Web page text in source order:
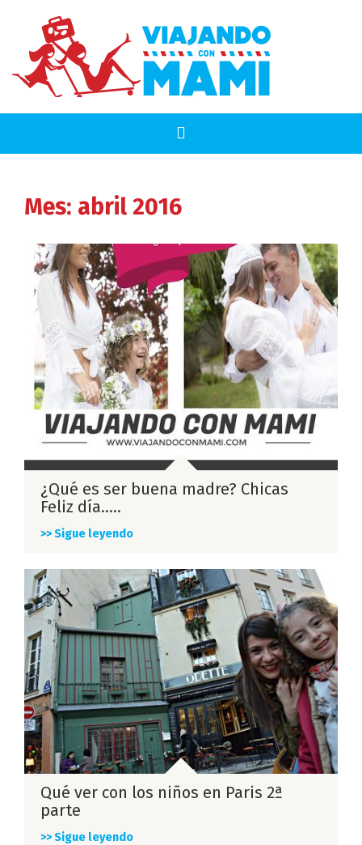
Mes: abril 2016
¿Qué es ser buena madre? Chicas
Feliz día…..
>> Sigue leyendo
Qué ver con los niños en Paris 2ª
parte
>> Sigue leyendo